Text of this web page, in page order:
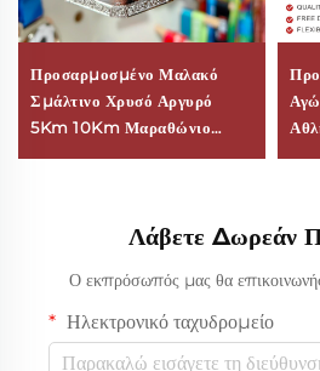
Προσαρμοσμένο Μαλακό
Σμάλτινο Χρυσό Αργυρό
5Km 10Km Μαραθώνιο
Λάβετε Δωρεάν
Ο εκπρόσωπός μας θα
Ηλεκτρονικό ταχυδρομείο